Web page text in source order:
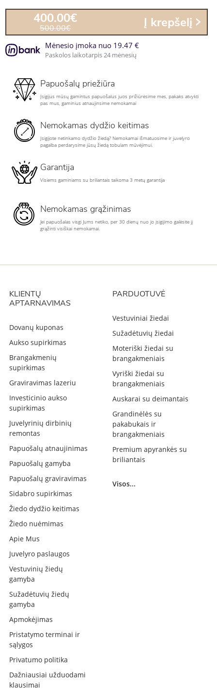
400.00€
500.00€ Į krepšelį
Mėnesio įmoka nuo 19.47 €
Paskolos laikotarpis 24 mėnesių
Papuošalų priežiūra
Įsigijus mūsų gamintus papuošalus juos prižiūrėsime mes, pakaks atvykti
pas mus, gaminius atnaujinsime nemokamai
Nemokamas dydžio keitimas
Įsigijote netinkamo dydžio žiedą? Nemokamai išmatuosime ir juvelyro
pagalba perdarysime jūsų žiedą tobulam mūvėjimui.
Garantija
Visiems gaminiams su briliantais taikoma 3 metų garantija
Nemokamas grąžinimas
Jei papuošalas visgi Jums netiko, per 30 dienų nuo jo įsigijimo galėsite jį
grąžinti visiškai nemokamai.
KLIENTŲ
APTARNAVIMAS
Dovanų kuponas
Aukso supirkimas
Brangakmenių
supirkimas
Graviravimas lazeriu
Investicinio aukso
supirkimas
Juvelyrinių dirbinių
remontas
Papuošalų atnaujinimas
Papuošalų gamyba
Papuošalų graviravimas
Sidabro supirkimas
Žiedo dydžio keitimas
Žiedo nuėmimas
Apie Mus
Juvelyro paslaugos
Vestuvinių žiedų
gamyba
Sužadėtuvių žiedų
gamyba
Apmokėjimas
Pristatymo terminai ir
sąlygos
Privatumo politika
Dažniausiai užduodami
klausimai
PARDUOTUVĖ
Vestuviniai žiedai
Sužadėtuvių žiedai
Moteriški žiedai su
brangakmeniais
Vyriški žiedai su
brangakmeniais
Auskarai su deimantais
Grandinėlės su
pakabukais ir
brangakmeniais
Premium apyrankės su
briliantais
Visos...